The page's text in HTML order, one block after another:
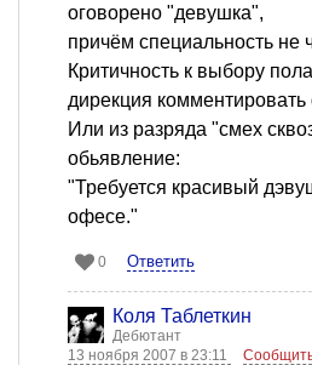
оговорено "девушка",
причём специальность не
Критичность к выбору
дирекция комментировать
Или из разряда "смех
обьявление:
"Требуется красивый
офесе."
0 Ответить
Коля Таблеткин
Дебютант
13 ноября 2007 в 23:11